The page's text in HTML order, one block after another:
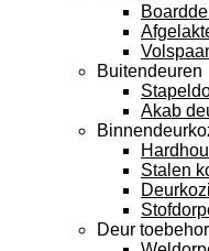
Buitendeuren
Akab
Stalen
Deur